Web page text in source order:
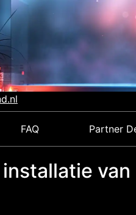
FAQ Partner